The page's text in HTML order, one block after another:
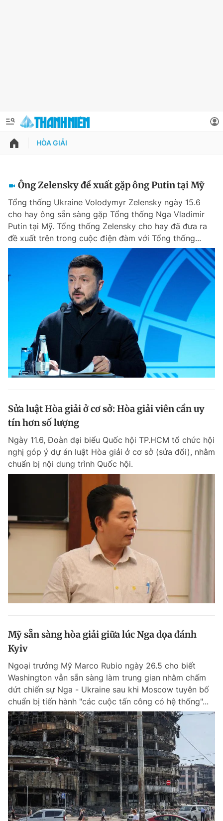
QUẢNG CÁO
Chuyên mục
Chuyên mục khác
Chào ngày mới Tin 24h
Tin thị trường Tin 360
Magazine
Sản phẩm khác
Tiện ích Bạn cần biết
Thông tin tòa soạn Liên hệ quảng cáo
Đọc Thanh Niên trên điện thoại
Theo dõi báo trên
0906 645 777
Liên hệ quảng cáo
0908 780 404
Phó tổng biên tập thường trực: Hải Thành
Phó tổng biên tập: Lâm Hiếu Dũng
Phó tổng biên tập: Trần Việt Hưng
Tổng thư ký tòa soạn: Đức Trung
Giấy phép xuất bản số 110/GP - BTTTT cấp ngày 24.3.2020
© 2003-2026 Bản quyền thuộc về Báo Thanh Niên. Cấm sao chép
dưới mọi hình thức nếu không có sự chấp thuận bằng văn bản.
Phát triển bởi ePi Technologies, JSC.
Thông tin tài khoản
Đổi mật khẩu
Tin đã lưu
HÒA GIẢI
Ông Zelensky đề xuất gặp ông Putin tại Mỹ
Tổng thống Ukraine Volodymyr Zelensky ngày 15.6
cho hay ông sẵn sàng gặp Tổng thống Nga Vladimir
Putin tại Mỹ. Tổng thống Zelensky cho hay đã đưa ra
đề xuất trên trong cuộc điện đàm với Tổng thống...
Sửa luật Hòa giải ở cơ sở: Hòa giải viên cần uy
tín hơn số lượng
Ngày 11.6, Đoàn đại biểu Quốc hội TP.HCM tổ chức hội
nghị góp ý dự án luật Hòa giải ở cơ sở (sửa đổi), nhằm
chuẩn bị nội dung trình Quốc hội.
Mỹ sẵn sàng hòa giải giữa lúc Nga dọa đánh
Kyiv
Ngoại trưởng Mỹ Marco Rubio ngày 26.5 cho biết
Washington vẫn sẵn sàng làm trung gian nhằm chấm
dứt chiến sự Nga - Ukraine sau khi Moscow tuyên bố
chuẩn bị tiến hành "các cuộc tấn công có hệ thống"...